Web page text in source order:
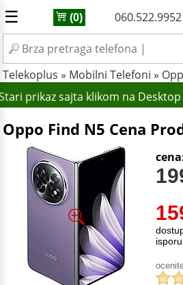
☰ (0) 060.522.9952
Telekoplus » Mobilni Telefoni »
prikaz sajta klikom na Desktop
Oppo Find N5 Cena